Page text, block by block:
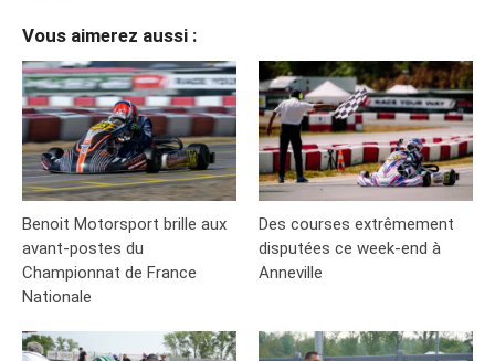
Vous aimerez aussi :
Benoit Motorsport brille aux
avant-postes du
Championnat de France
Nationale
Des courses extrêmement
disputées ce week-end à
Anneville